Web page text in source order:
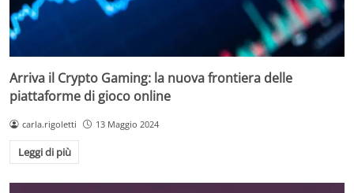
Arriva il Crypto Gaming: la nuova frontiera delle
piattaforme di gioco online
carla.rigoletti 13 Maggio 2024
Leggi di più